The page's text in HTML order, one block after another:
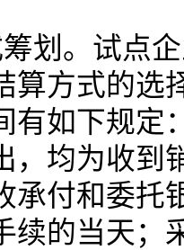
筹划。试点
算方式的选
有如下规定
，均为收到
承付和委托
续的当天；